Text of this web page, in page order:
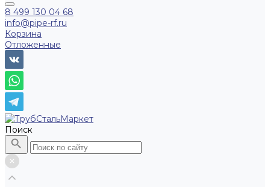
8 499 130 04 68
info@pipe-rf.ru
Корзина
Отложенные
Поиск